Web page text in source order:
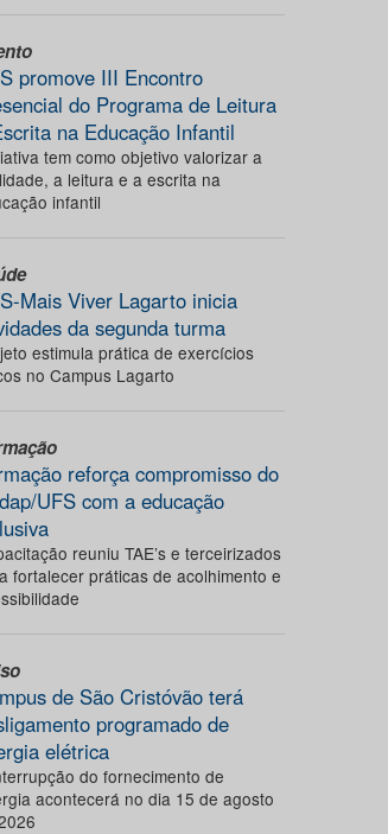
promove III Encontro
do Programa de Leitura
na Educação Infantil
tem como objetivo valorizar a
a leitura e a escrita na
infantil
Mais Viver Lagarto inicia
da segunda turma
estimula prática de exercícios
no Campus Lagarto
reforça compromisso do
UFS com a educação
reuniu TAE’s e terceirizados
fortalecer práticas de acolhimento e
de São Cristóvão terá
programado de
elétrica
do fornecimento de
acontecerá no dia 15 de agosto